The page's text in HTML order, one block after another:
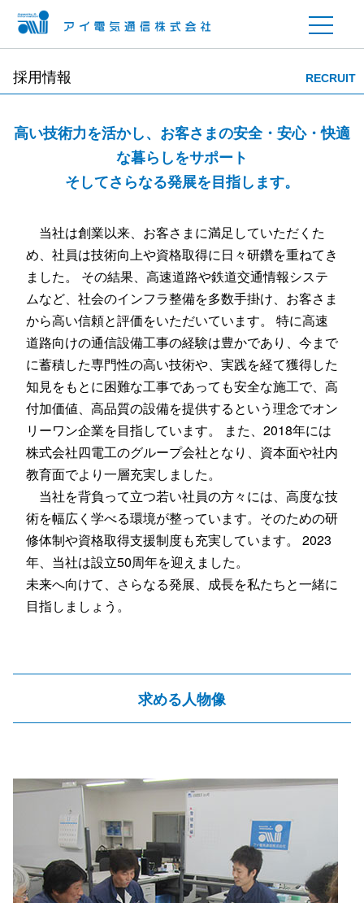
採用情報 RECRUIT
高い技術力を活かし、お客さまの安全・安心・快適
な暮らしをサポート
そしてさらなる発展を目指します。
当社は創業以来、お客さまに満足していただくた
め、社員は技術向上や資格取得に日々研鑽を重ねてき
ました。 その結果、高速道路や鉄道交通情報システ
ムなど、社会のインフラ整備を多数手掛け、お客さま
から高い信頼と評価をいただいています。 特に高速
道路向けの通信設備工事の経験は豊かであり、今まで
に蓄積した専門性の高い技術や、実践を経て獲得した
知見をもとに困難な工事であっても安全な施工で、高
付加価値、高品質の設備を提供するという理念でオン
リーワン企業を目指しています。 また、2018年には
株式会社四電工のグループ会社となり、資本面や社内
教育面でより一層充実しました。
当社を背負って立つ若い社員の方々には、高度な技
術を幅広く学べる環境が整っています。そのための研
修体制や資格取得支援制度も充実しています。 2023
年、当社は設立50周年を迎えました。
未来へ向けて、さらなる発展、成長を私たちと一緒に
目指しましょう。
求める人物像